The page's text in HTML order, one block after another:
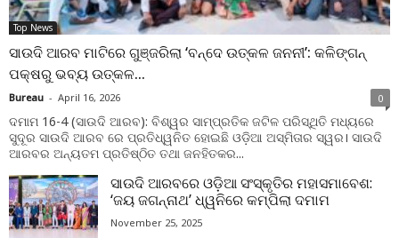
Top News
ସାଉଦି ଆରବ ମାଟିରେ ଗୁଞ୍ଜରିଲା ‘ବନ୍ଦେ ଉତ୍କଳ ଜନନୀ’: କଳିଙ୍ଗନ୍
ପକ୍ଷରୁ ଭବ୍ୟ ଉତ୍କଳ...
Bureau - April 16, 2026 0
ଦମାମ 16-4 (ସାଉଦି ଆରବ): ବିଶ୍ୱର ସାମ୍ପ୍ରତିକ ଜଟିଳ ପରିସ୍ଥିତି ମଧ୍ୟରେ
ସୁଦୂର ସାଉଦି ଆରବ ରେ ପ୍ରତିଧ୍ୱନିତ ହୋଇଛି ଓଡ଼ିଆ ଅସ୍ମିତାର ସ୍ୱର। ସାଉଦି
ଆରବର ଅନ୍ୟତମ ପ୍ରତିଷ୍ଠିତ ତଥା ଜନହିତକର...
ସାଉଦି ଆରବରେ ଓଡ଼ିଆ ସଂସ୍କୃତିର ମହାସମାବେଶ:
‘ଜୟ ଜଗନ୍ନାଥ’ ଧ୍ୱନିରେ କମ୍ପିଲା ଦମାମ
November 25, 2025